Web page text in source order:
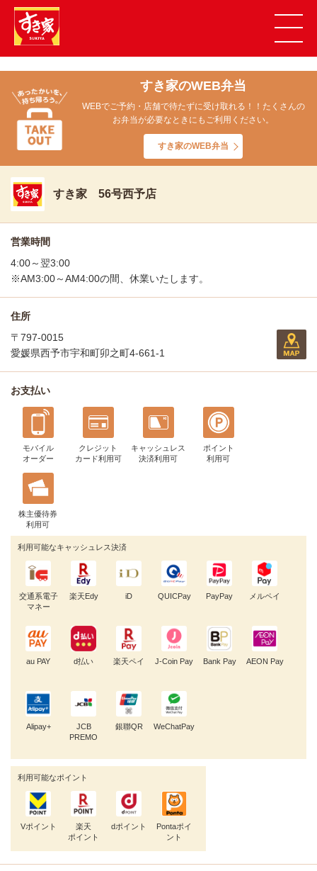
すき家のWEB弁当
WEBでご予約・店舗で待たずに受け取れる！！たくさんの
お弁当が必要なときにもご利用ください。
すき家のWEB弁当
すき家 56号西予店
営業時間
4:00～翌3:00
※AM3:00～AM4:00の間、休業いたします。
住所
〒797-0015
愛媛県西予市宇和町卯之町4-661-1
お支払い
モバイル
オーダー
クレジット
カード利用可
キャッシュレス
決済利用可
ポイント
利用可
株主優待券
利用可
利用可能なキャッシュレス決済
交通系電子
マネー
楽天Edy iD QUICPay PayPay メルペイ
au PAY d払い 楽天ペイ J-Coin Pay Bank Pay AEON Pay
Alipay+
JCB
PREMO
銀聯QR WeChatPay
利用可能なポイント
Vポイント
楽天
ポイント
dポイント
Pontaポイ
ント